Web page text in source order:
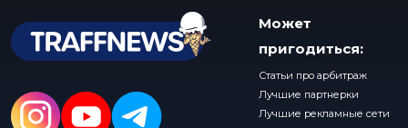
Может
пригодиться:
Статьи про арбитраж
Лучшие партнерки
Лучшие рекламные сети